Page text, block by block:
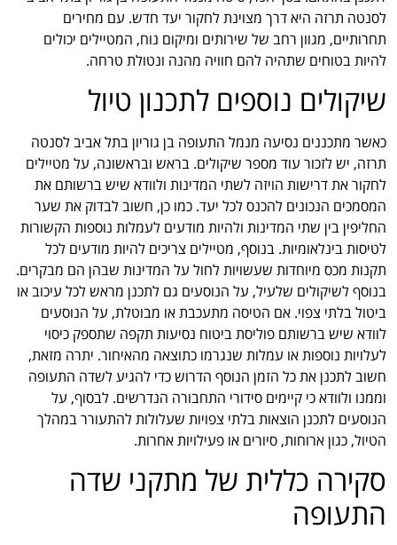
לסנטה תרזה היא דרך מצוינת לחקור יעד חדש. עם מחירים
תחרותיים, מגוון רחב של שירותים ומיקום נוח, המטיילים יכולים
להיות בטוחים שתהיה להם חוויה מהנה ונטולת טרחה.
שיקולים נוספים לתכנון טיול
כאשר מתכננים נסיעה מנמל התעופה בן גוריון בתל אביב לסנטה
תרזה, יש לזכור עוד מספר שיקולים. בראש ובראשונה, על מטיילים
לחקור את דרישות הויזה לשתי המדינות ולוודא שיש ברשותם את
המסמכים הנכונים להכנס לכל יעד. כמו כן, חשוב לבדוק את שער
החליפין בין שתי המדינות ולהיות מודעים לעמלות נוספות הקשורות
לטיסות בינלאומיות. בנוסף, מטיילים צריכים להיות מודעים לכל
תקנות מכס מיוחדות שעשויות לחול על המדינות שבהן הם מבקרים.
בנוסף לשיקולים שלעיל, על הנוסעים גם לתכנן מראש לכל עיכוב או
ביטול בלתי צפוי. אם הטיסה מתעכבת או מבוטלת, על הנוסעים
לוודא שיש ברשותם פוליסת ביטוח נסיעות תקפה שתספק כיסוי
לעלויות נוספות או עמלות שנגרמו כתוצאה מהאיחור. יתרה מזאת,
חשוב לתכנן את כל הזמן הנוסף הדרוש כדי להגיע לשדה התעופה
וממנו ולוודא כי קיימים סידורי התחבורה הנדרשים. לבסוף, על
הנוסעים לתכנן הוצאות בלתי צפויות שעלולות להתעורר במהלך
הטיול, כגון ארוחות, סיורים או פעילויות אחרות.
סקירה כללית של מתקני שדה
התעופה